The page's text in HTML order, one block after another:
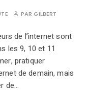
PARGILBERT
de l’internet sont
les 9, 10 et 11
pratiquer
de demain, mais
de…